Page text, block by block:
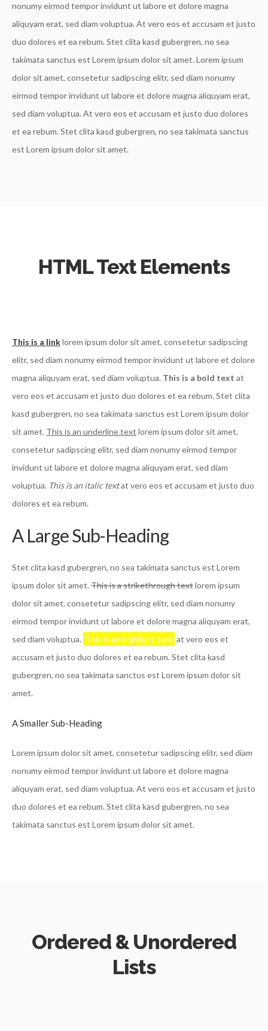
nonumy eirmod tempor invidunt ut labore et dolore magna
aliquyam erat, sed diam voluptua. At vero eos et accusam et justo
duo dolores et ea rebum. Stet clita kasd gubergren, no sea
takimata sanctus est Lorem ipsum dolor sit amet. Lorem ipsum
dolor sit amet, consetetur sadipscing elitr, sed diam nonumy
eirmod tempor invidunt ut labore et dolore magna aliquyam erat,
sed diam voluptua. At vero eos et accusam et justo duo dolores
et ea rebum. Stet clita kasd gubergren, no sea takimata sanctus
est Lorem ipsum dolor sit amet.
HTML Text Elements
This is a linklorem ipsum dolor sit amet, consetetur sadipscing
elitr, sed diam nonumy eirmod tempor invidunt ut labore et dolore
magna aliquyam erat, sed diam voluptua. This is a bold text at
vero eos et accusam et justo duo dolores et ea rebum. Stet clita
kasd gubergren, no sea takimata sanctus est Lorem ipsum dolor
sit amet. This is an underline text lorem ipsum dolor sit amet,
consetetur sadipscing elitr, sed diam nonumy eirmod tempor
invidunt ut labore et dolore magna aliquyam erat, sed diam
voluptua. This is an italic textat vero eos et accusam et justo duo
dolores et ea rebum.
A Large Sub-Heading
Stet clita kasd gubergren, no sea takimata sanctus est Lorem
ipsum dolor sit amet. This is a strikethrough textlorem ipsum
dolor sit amet, consetetur sadipscing elitr, sed diam nonumy
eirmod tempor invidunt ut labore et dolore magna aliquyam erat,
sed diam voluptua. This is an highlight text at vero eos et
accusam et justo duo dolores et ea rebum. Stet clita kasd
gubergren, no sea takimata sanctus est Lorem ipsum dolor sit
amet.
A Smaller Sub-Heading
Lorem ipsum dolor sit amet, consetetur sadipscing elitr, sed diam
nonumy eirmod tempor invidunt ut labore et dolore magna
aliquyam erat, sed diam voluptua. At vero eos et accusam et justo
duo dolores et ea rebum. Stet clita kasd gubergren, no sea
takimata sanctus est Lorem ipsum dolor sit amet.
Ordered & Unordered
Lists